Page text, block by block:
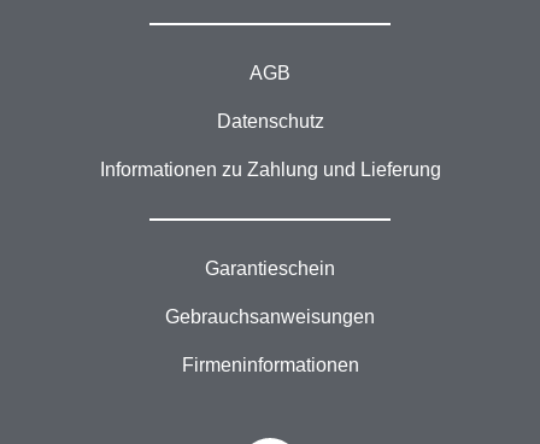
AGB
Datenschutz
Informationen zu Zahlung und Lieferung
Garantieschein
Gebrauchsanweisungen
Firmeninformationen